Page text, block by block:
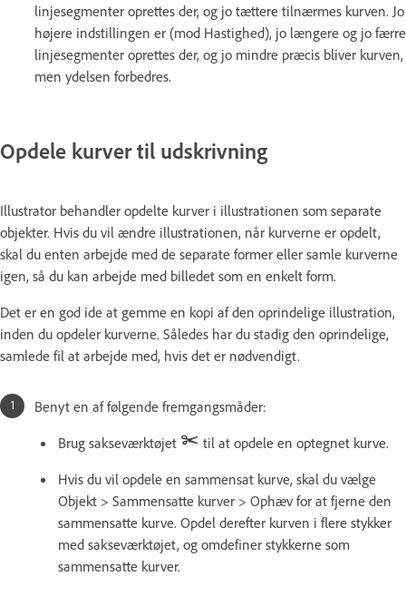
linjesegmenter oprettes der, og jo tættere tilnærmes kurven. Jo
højere indstillingen er (mod Hastighed), jo længere og jo færre
linjesegmenter oprettes der, og jo mindre præcis bliver kurven,
men ydelsen forbedres.
Opdele kurver til udskrivning
Illustrator behandler opdelte kurver i illustrationen som separate
objekter. Hvis du vil ændre illustrationen, når kurverne er opdelt,
skal du enten arbejde med de separate former eller samle kurverne
igen, så du kan arbejde med billedet som en enkelt form.
Det er en god ide at gemme en kopi af den oprindelige illustration,
inden du opdeler kurverne. Således har du stadig den oprindelige,
samlede fil at arbejde med, hvis det er nødvendigt.
Benyt en af følgende fremgangsmåder:
Brug sakseværktøjet
til at opdele en optegnet kurve.
Hvis du vil opdele en sammensat kurve, skal du vælge
Objekt > Sammensatte kurver > Ophæv for at fjerne den
sammensatte kurve. Opdel derefter kurven i flere stykker
med sakseværktøjet, og omdefiner stykkerne som
sammensatte kurver.